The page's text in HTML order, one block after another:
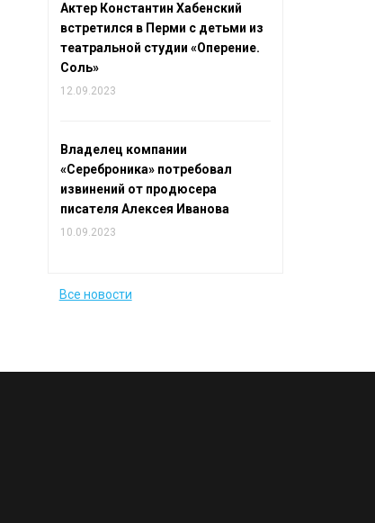
Актер Константин Хабенский
встретился в Перми с детьми из
театральной студии «Оперение.
Соль»
12.09.2023
Владелец компании
«Сереброника» потребовал
извинений от продюсера
писателя Алексея Иванова
10.09.2023
Все новости